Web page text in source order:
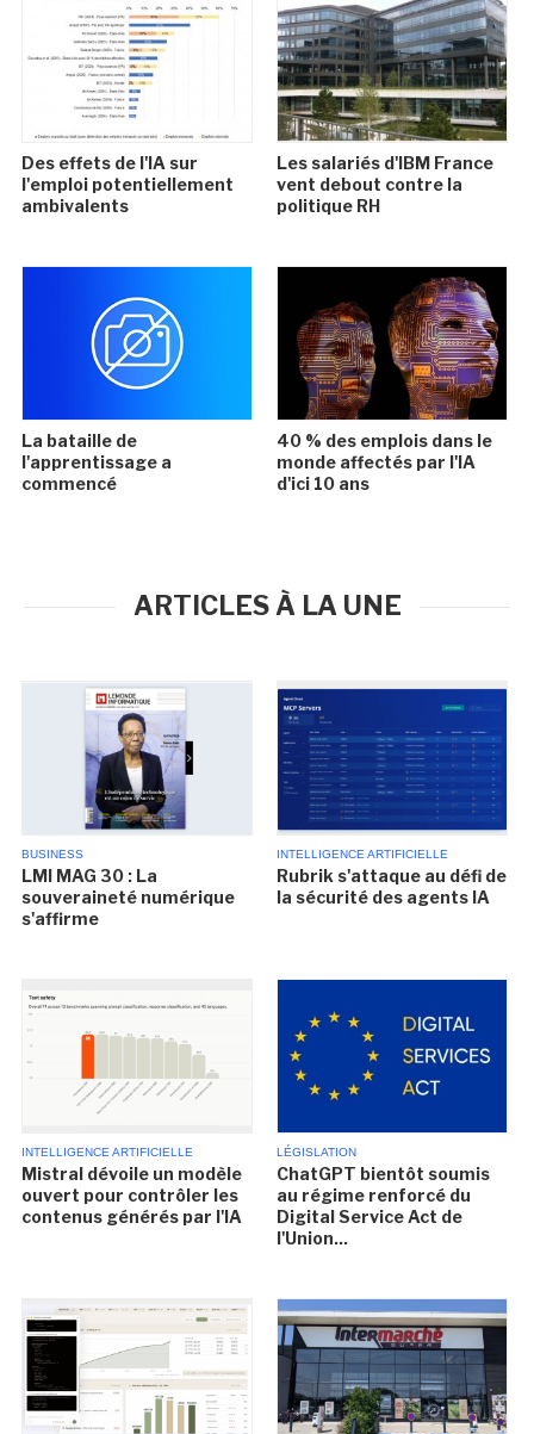
Des effets de l'IA sur
l'emploi potentiellement
ambivalents
Les salariés d'IBM France
vent debout contre la
politique RH
La bataille de
l'apprentissage a
commencé
40 % des emplois dans le
monde affectés par l'IA
d'ici 10 ans
ARTICLES À LA UNE
BUSINESS
LMI MAG 30 : La
souveraineté numérique
s'affirme
INTELLIGENCE ARTIFICIELLE
Rubrik s'attaque au défi de
la sécurité des agents IA
INTELLIGENCE ARTIFICIELLE
Mistral dévoile un modèle
ouvert pour contrôler les
contenus générés par l'IA
LÉGISLATION
ChatGPT bientôt soumis
au régime renforcé du
Digital Service Act de
l'Union...